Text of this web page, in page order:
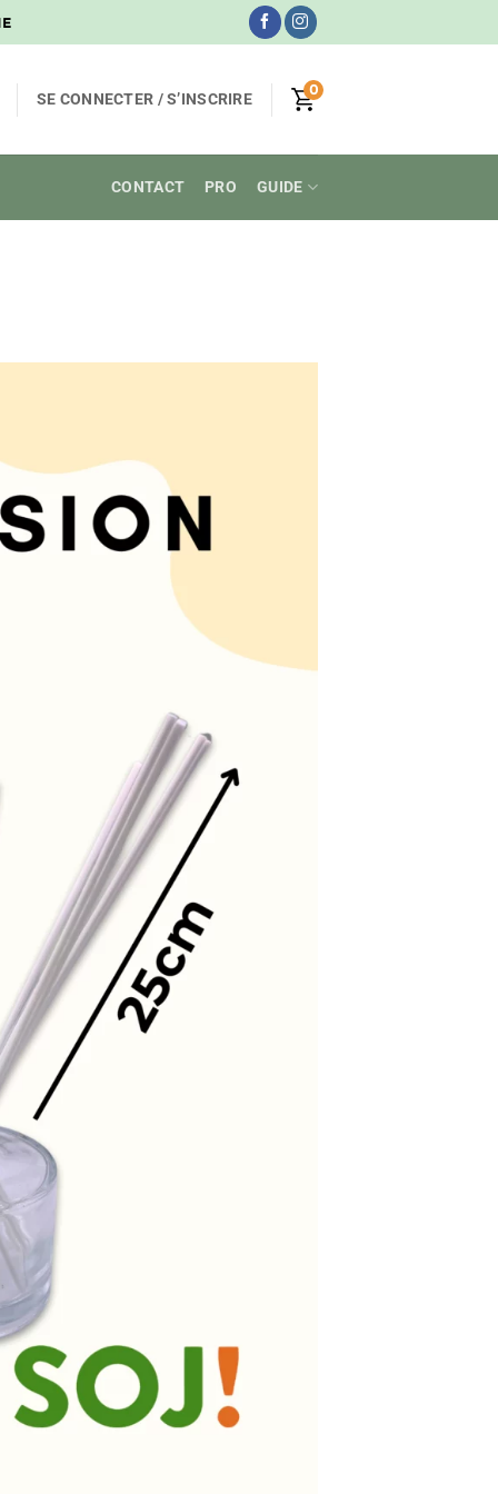
SE CONNECTER / S’INSCRIRE 0
CONTACT PRO GUIDE